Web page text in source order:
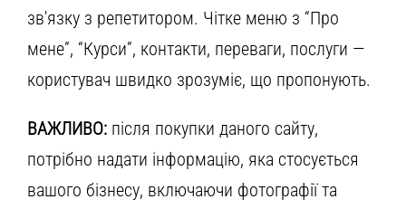
зв'язку з репетитором. Чітке меню з “Про
мене”, “Курси”, контакти, переваги, послуги —
користувач швидко зрозуміє, що пропонують.
ВАЖЛИВО: після покупки даного сайту,
потрібно надати інформацію, яка стосується
вашого бізнесу, включаючи фотографії та